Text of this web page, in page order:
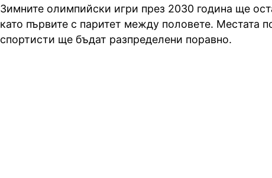
Зимните олимпийски игри през 2030 година ще
като първите с паритет между половете. Местата
спортисти ще бъдат разпределени поравно.